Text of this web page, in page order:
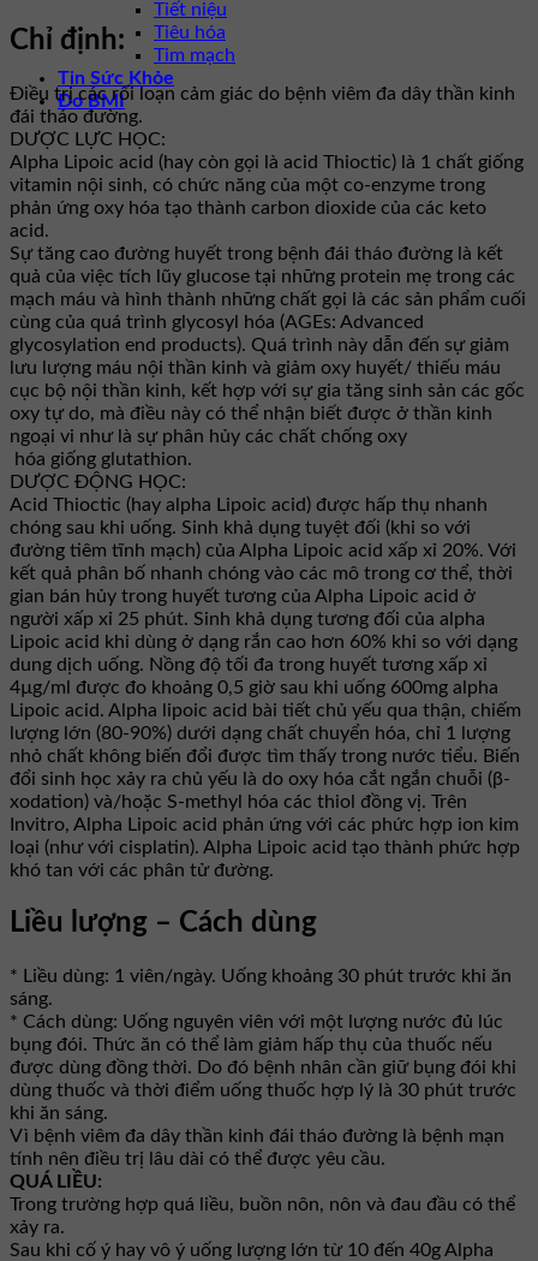
Tiết niệu
Tiêu hóa
Tim mạch
Tin Sức Khỏe
Đo BMI
Chỉ định:
Điều trị các rối loạn cảm giác do bệnh viêm đa dây thần kinh
đái tháo đường.
DƯỢC LỰC HỌC:
Alpha Lipoic acid (hay còn gọi là acid Thioctic) là 1 chất giống
vitamin nội sinh, có chức năng của một co-enzyme trong
phản ứng oxy hóa tạo thành carbon dioxide của các keto
acid.
Sự tăng cao đường huyết trong bệnh đái tháo đường là kết
quả của việc tích lũy glucose tại những protein mẹ trong các
mạch máu và hình thành những chất gọi là các sản phẩm cuối
cùng của quá trình glycosyl hóa (AGEs: Advanced
glycosylation end products). Quá trình này dẫn đến sự giảm
lưu lượng máu nội thần kinh và giảm oxy huyết/ thiếu máu
cục bộ nội thần kinh, kết hợp với sự gia tăng sinh sản các gốc
oxy tự do, mà điều này có thể nhận biết được ở thần kinh
ngoại vi như là sự phân hủy các chất chống oxy
hóa giống glutathion.
DƯỢC ĐỘNG HỌC:
Acid Thioctic (hay alpha Lipoic acid) được hấp thụ nhanh
chóng sau khi uống. Sinh khả dụng tuyệt đối (khi so với
đường tiêm tĩnh mạch) của Alpha Lipoic acid xấp xỉ 20%. Với
kết quả phân bố nhanh chóng vào các mô trong cơ thể, thời
gian bán hủy trong huyết tương của Alpha Lipoic acid ở
người xấp xỉ 25 phút. Sinh khả dụng tương đối của alpha
Lipoic acid khi dùng ở dạng rắn cao hơn 60% khi so với dạng
dung dịch uống. Nồng độ tối đa trong huyết tương xấp xỉ
4µg/ml được đo khoảng 0,5 giờ sau khi uống 600mg alpha
Lipoic acid. Alpha lipoic acid bài tiết chủ yếu qua thận, chiếm
lượng lớn (80-90%) dưới dạng chất chuyển hóa, chỉ 1 lượng
nhỏ chất không biến đổi được tìm thấy trong nước tiểu. Biến
đổi sinh học xảy ra chủ yếu là do oxy hóa cắt ngắn chuỗi (β-
xodation) và/hoặc S-methyl hóa các thiol đồng vị. Trên
Invitro, Alpha Lipoic acid phản ứng với các phức hợp ion kim
loại (như với cisplatin). Alpha Lipoic acid tạo thành phức hợp
khó tan với các phân tử đường.
Liều lượng – Cách dùng
* Liều dùng: 1 viên/ngày. Uống khoảng 30 phút trước khi ăn
sáng.
* Cách dùng: Uống nguyên viên với một lượng nước đủ lúc
bụng đói. Thức ăn có thể làm giảm hấp thụ của thuốc nếu
được dùng đồng thời. Do đó bệnh nhân cần giữ bụng đói khi
dùng thuốc và thời điểm uống thuốc hợp lý là 30 phút trước
khi ăn sáng.
Vì bệnh viêm đa dây thần kinh đái tháo đường là bệnh mạn
tính nên điều trị lâu dài có thể được yêu cầu.
QUÁ LIỀU:
Trong trường hợp quá liều, buồn nôn, nôn và đau đầu có thể
xảy ra.
Sau khi cố ý hay vô ý uống lượng lớn từ 10 đến 40g Alpha